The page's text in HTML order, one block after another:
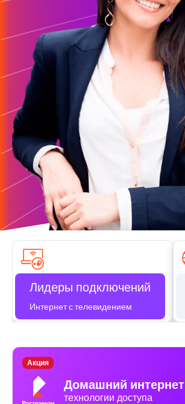
Лидеры подключений
Интернет с телевидением
Домашний интернет
технологии доступа
Акция